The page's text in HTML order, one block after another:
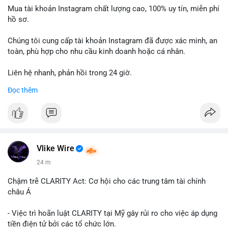
Mua tài khoản Instagram chất lượng cao, 100% uy tín, miễn phí
hồ sơ.
Chúng tôi cung cấp tài khoản Instagram đã được xác minh, an
toàn, phù hợp cho nhu cầu kinh doanh hoặc cá nhân.
Liên hệ nhanh, phản hồi trong 24 giờ.
📞 WhatsApp: +1 660 215-8938
Đọc thêm
Vlike Wire
24 m
Chậm trễ CLARITY Act: Cơ hội cho các trung tâm tài chính
châu Á
- Việc trì hoãn luật CLARITY tại Mỹ gây rủi ro cho việc áp dụng
tiền điện tử bởi các tổ chức lớn.